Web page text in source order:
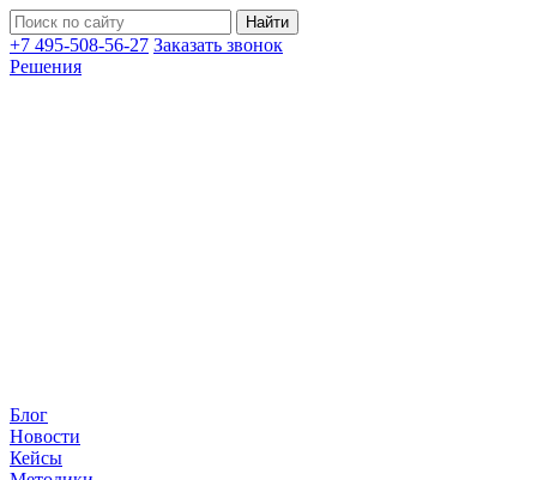
+7 495-508-56-27 Заказать звонок
Решения
Блог
Новости
Кейсы